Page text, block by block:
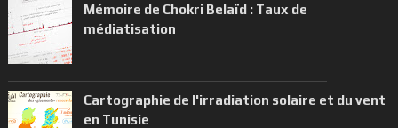
Mémoire de Chokri Belaïd : Taux de
médiatisation
Cartographie de l'irradiation solaire et du vent
en Tunisie